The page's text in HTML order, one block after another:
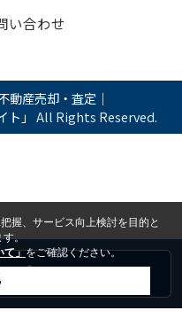
い合わせ
動産売却・査定｜
」 All Rights Reserved.
お問い合わせ
握、サービス向上検討を目的と
す。
て」をご確認ください。